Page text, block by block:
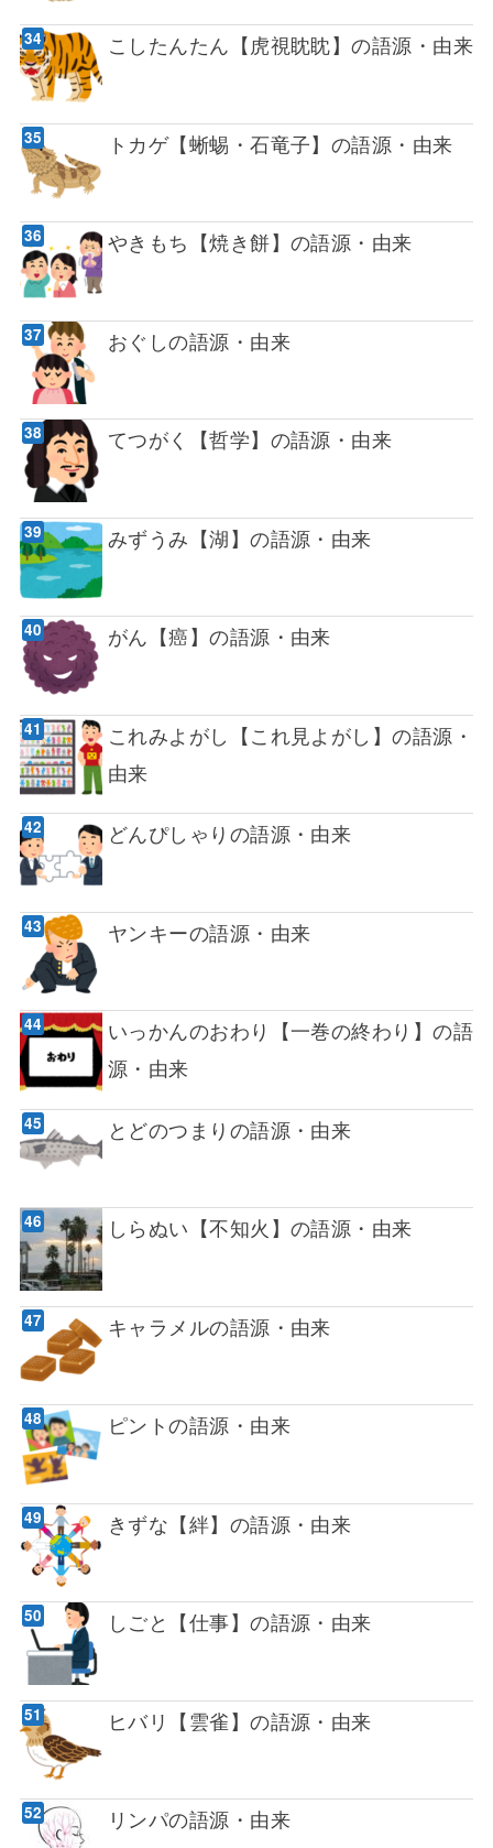
こしたんたん【虎視眈眈】の語源・由来
トカゲ【蜥蜴・石竜子】の語源・由来
やきもち【焼き餅】の語源・由来
おぐしの語源・由来
てつがく【哲学】の語源・由来
みずうみ【湖】の語源・由来
がん【癌】の語源・由来
これみよがし【これ見よがし】の語源・
由来
どんぴしゃりの語源・由来
ヤンキーの語源・由来
いっかんのおわり【一巻の終わり】の語
源・由来
とどのつまりの語源・由来
しらぬい【不知火】の語源・由来
キャラメルの語源・由来
ピントの語源・由来
きずな【絆】の語源・由来
しごと【仕事】の語源・由来
ヒバリ【雲雀】の語源・由来
リンパの語源・由来